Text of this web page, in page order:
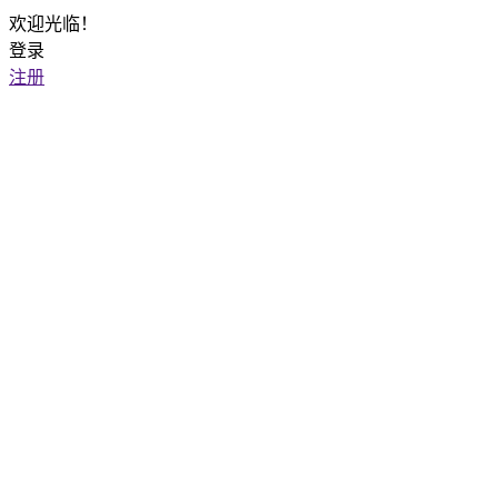
欢迎光临！
登录
注册